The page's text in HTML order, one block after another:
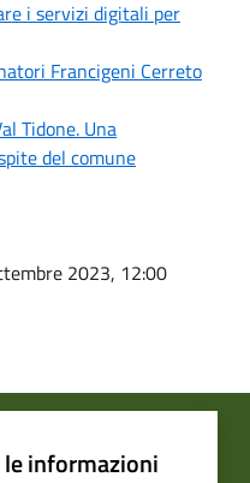
i servizi digitali per
Francigeni Cerreto
Tidone. Una
del comune
2023, 12:00
informazioni